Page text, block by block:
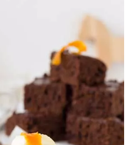
Przetwory
Posiłki
Zdrowo i fit
Kuchnie świata